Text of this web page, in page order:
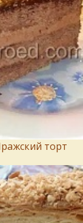
торт